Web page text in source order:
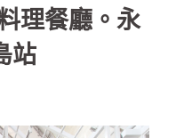
理餐廳。永
站